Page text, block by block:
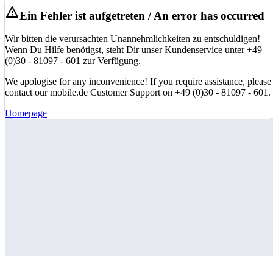
Ein Fehler ist aufgetreten / An error has occurred
Wir bitten die verursachten Unannehmlichkeiten zu entschuldigen!
Wenn Du Hilfe benötigst, steht Dir unser Kundenservice unter +49
(0)30 - 81097 - 601 zur Verfügung.
We apologise for any inconvenience! If you require assistance, please
contact our mobile.de Customer Support on +49 (0)30 - 81097 - 601.
Homepage